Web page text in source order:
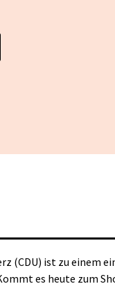
(CDU) ist zu einem
es heute zum